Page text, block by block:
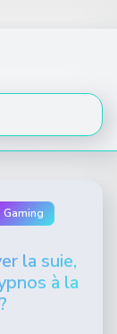
Gaming
la suie,
à la